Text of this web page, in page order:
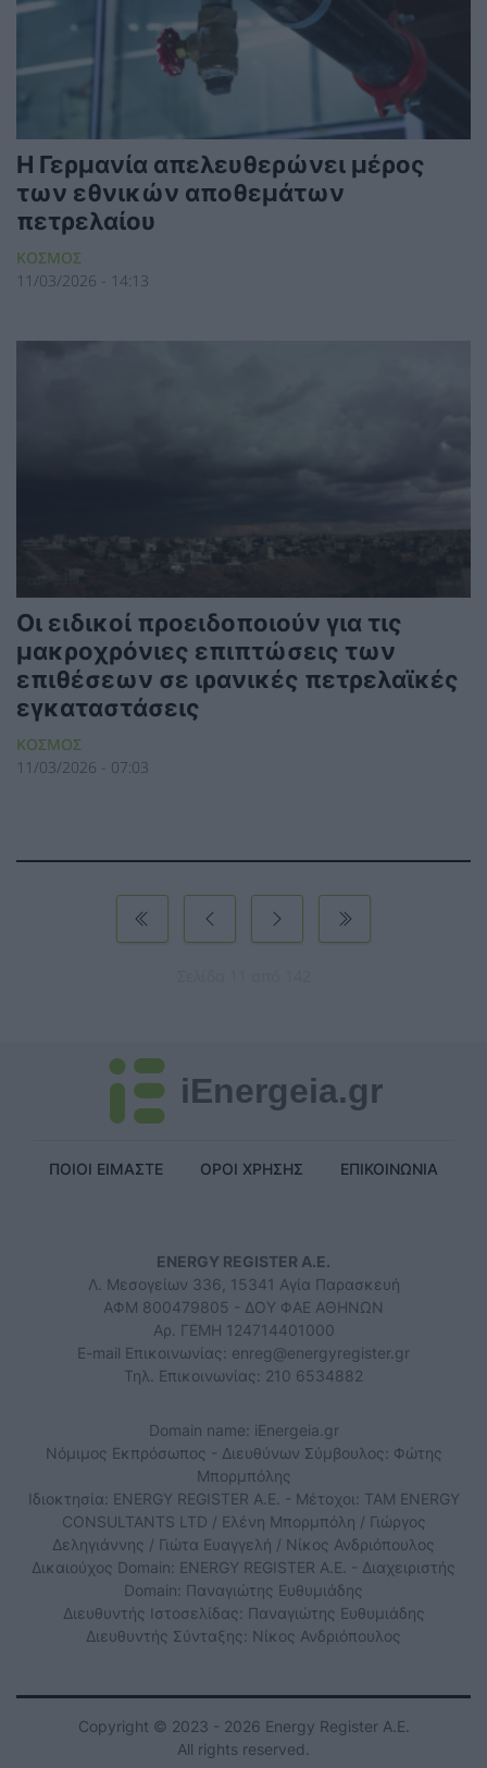
Η Γερμανία απελευθερώνει μέρος
των εθνικών αποθεμάτων
πετρελαίου
ΚΟΣΜΟΣ
11/03/2026 - 14:13
Οι ειδικοί προειδοποιούν για τις
μακροχρόνιες επιπτώσεις των
επιθέσεων σε ιρανικές πετρελαϊκές
εγκαταστάσεις
ΚΟΣΜΟΣ
11/03/2026 - 07:03
iEnergeia.gr
ΠΟΙΟΙ ΕΙΜΑΣΤΕ ΟΡΟΙ ΧΡΗΣΗΣ ΕΠΙΚΟΙΝΩΝΙΑ
ENERGY REGISTER Α.Ε.
Λ. Μεσογείων 336, 15341 Αγία Παρασκευή
ΑΦΜ 800479805 - ΔΟΥ ΦΑΕ ΑΘΗΝΩΝ
Αρ. ΓΕΜΗ 124714401000
E-mail Επικοινωνίας: enreg@energyregister.gr
Τηλ. Επικοινωνίας: 210 6534882
Domain name: iEnergeia.gr
Νόμιμος Εκπρόσωπος - Διευθύνων Σύμβουλος: Φώτης
Μπορμπόλης
Ιδιοκτησία: ENERGY REGISTER Α.Ε. - Μέτοχοι: TAM ENERGY
CONSULTANTS LTD / Ελένη Μπορμπόλη / Γιώργος
Δεληγιάννης / Γιώτα Ευαγγελή / Νίκος Ανδριόπουλος
Δικαιούχος Domain: ENERGY REGISTER Α.Ε. - Διαχειριστής
Domain: Παναγιώτης Ευθυμιάδης
Διευθυντής Ιστοσελίδας: Παναγιώτης Ευθυμιάδης
Διευθυντής Σύνταξης: Νίκος Ανδριόπουλος
Copyright © 2023 - 2026 Energy Register Α.Ε.
All rights reserved.